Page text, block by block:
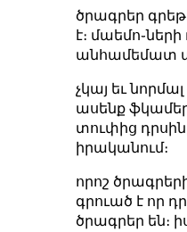
ծրագրեր
է։
անհամեմատ
չկայ եւ
ասենք
տուփից
իրականում։
որոշ
գրուած է որ
ծրագրեր են։